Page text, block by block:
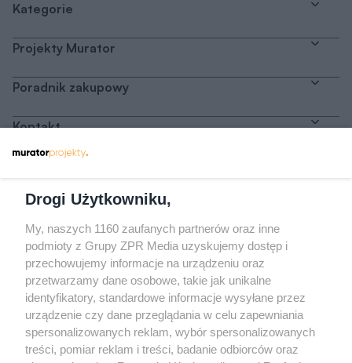
Kategorie
Projekty Murator
Poradnik zakupowy
Kontakt
Odwiedź grupę na Facebooku
Gdybym budował drugi raz - mądry Polak
przed budową
Forum Muratora
Drogi Użytkowniku,
My, naszych 1160 zaufanych partnerów oraz inne
podmioty z Grupy ZPR Media uzyskujemy dostęp i
przechowujemy informacje na urządzeniu oraz
przetwarzamy dane osobowe, takie jak unikalne
identyfikatory, standardowe informacje wysyłane przez
urządzenie czy dane przeglądania w celu zapewniania
spersonalizowanych reklam, wybór spersonalizowanych
treści, pomiar reklam i treści, badanie odbiorców oraz